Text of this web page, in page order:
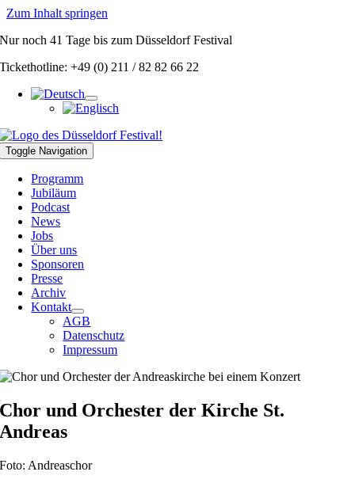
Zum Inhalt springen
Nur noch41 Tagebis zum Düsseldorf Festival
Tickethotline: +49 (0) 211 / 82 82 66 22
Toggle Navigation
Programm
Jubiläum
Podcast
News
Jobs
Über uns
Sponsoren
Presse
Archiv
Kontakt
AGB
Datenschutz
Impressum
Chor und Orchester der Kirche St.
Andreas
Foto: Andreaschor